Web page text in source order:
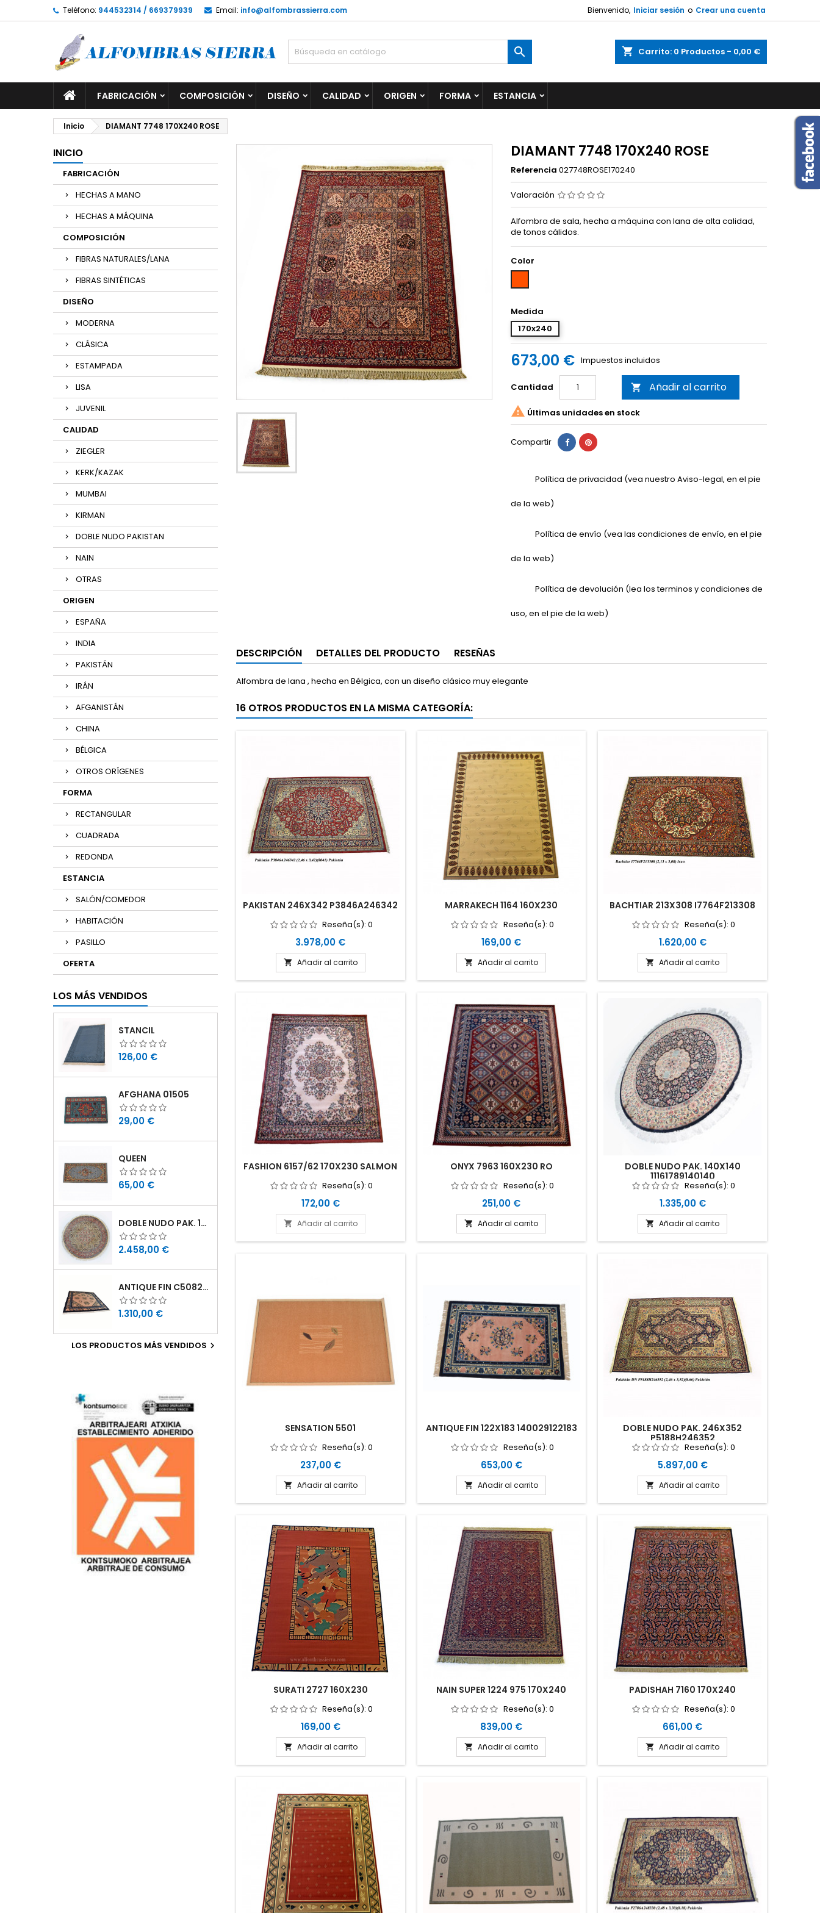
Teléfono: 944532314 / 669379939 Email: info@alfombrassierra.com Bienvenido, Iniciar sesión o Crear una cuenta
shopping_cart Carrito: 0 Productos - 0,00 €

FABRICACIÓN COMPOSICIÓN DISEÑO CALIDAD ORIGEN FORMA ESTANCIA
Inicio DIAMANT 7748 170X240 ROSE
INICIO
FABRICACIÓN
HECHAS A MANO
HECHAS A MÁQUINA
COMPOSICIÓN
FIBRAS NATURALES/LANA
FIBRAS SINTÉTICAS
DISEÑO
MODERNA
CLÁSICA
ESTAMPADA
LISA
JUVENIL
CALIDAD
ZIEGLER
KERK/KAZAK
MUMBAI
KIRMAN
DOBLE NUDO PAKISTAN
NAIN
OTRAS
ORIGEN
ESPAÑA
INDIA
PAKISTÁN
IRÁN
AFGANISTÁN
CHINA
BÉLGICA
OTROS ORÍGENES
FORMA
RECTANGULAR
CUADRADA
REDONDA
ESTANCIA
SALÓN/COMEDOR
HABITACIÓN
PASILLO
OFERTA
LOS MÁS VENDIDOS
STANCIL
Precio
126,00 €
AFGHANA 01505
Precio
29,00 €
QUEEN
Precio
65,00 €
DOBLE NUDO PAK. 190X190 11160784190190
Precio
2.458,00 €
ANTIQUE FIN C5082B211212 211X212
Precio
1.310,00 €
LOS PRODUCTOS MÁS VENDIDOS 
DIAMANT 7748 170X240 ROSE
Referencia 027748ROSE170240
Valoración
Alfombra de sala, hecha a máquina con lana de alta calidad,
de tonos cálidos.
Color
Medida
170x240
673,00 € Impuestos incluidos
Cantidad  Añadir al carrito
 Últimas unidades en stock
Compartir
Política de privacidad (vea nuestro Aviso-legal, en el pie
de la web)
Política de envío (vea las condiciones de envío, en el pie
de la web)
Política de devolución (lea los terminos y condiciones de
uso, en el pie de la web)
DESCRIPCIÓN DETALLES DEL PRODUCTO RESEÑAS
Alfombra de lana , hecha en Bélgica, con un diseño clásico muy elegante
16 OTROS PRODUCTOS EN LA MISMA CATEGORÍA:
PAKISTAN 246X342 P3846A246342
Reseña(s):0
Precio
3.978,00 €
 Añadir al carrito
MARRAKECH 1164 160X230
Reseña(s): 0
Precio
169,00 €
 Añadir al carrito
BACHTIAR 213X308 I7764F213308
Reseña(s): 0
Precio
1.620,00 €
 Añadir al carrito
FASHION 6157/62 170X230 SALMON
Reseña(s):0
Precio
172,00 €
 Añadir al carrito
ONYX 7963 160X230 RO
Reseña(s): 0
Precio
251,00 €
 Añadir al carrito
DOBLE NUDO PAK. 140X140
11161789140140
Reseña(s): 0
Precio
1.335,00 €
 Añadir al carrito
SENSATION 5501
Reseña(s):0
Precio
237,00 €
 Añadir al carrito
ANTIQUE FIN 122X183 140029122183
Reseña(s): 0
Precio
653,00 €
 Añadir al carrito
DOBLE NUDO PAK. 246X352
P5188H246352
Reseña(s): 0
Precio
5.897,00 €
 Añadir al carrito
SURATI 2727 160X230
Reseña(s):0
Precio
169,00 €
 Añadir al carrito
NAIN SUPER 1224 975 170X240
Reseña(s): 0
Precio
839,00 €
 Añadir al carrito
PADISHAH 7160 170X240
Reseña(s): 0
Precio
661,00 €
 Añadir al carrito